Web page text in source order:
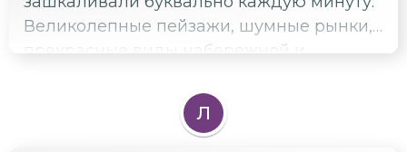
Великолепные пейзажи, шумные рынки,
прекрасные виды набережной и
времени на шопинг, иначе бы увезла
домой целый баул покупок.
Л